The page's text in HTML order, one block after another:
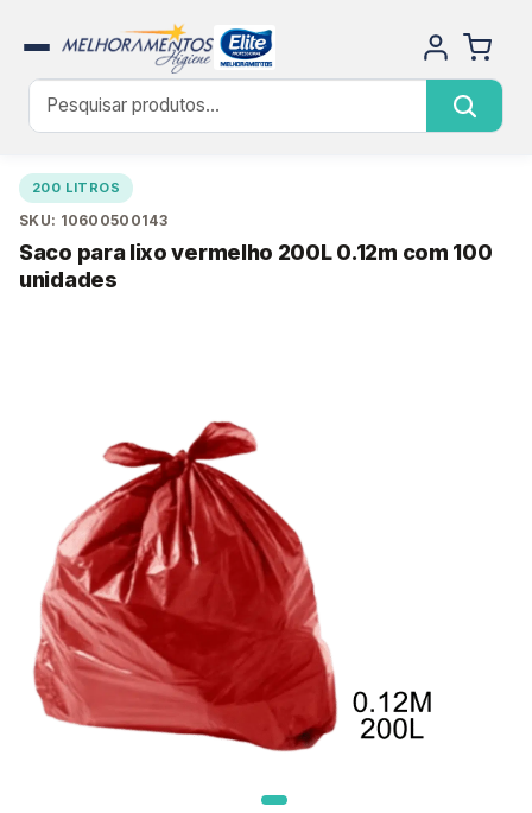
200 LITROS
SKU: 10600500143
Saco para lixo vermelho 200L 0.12m com 100
unidades